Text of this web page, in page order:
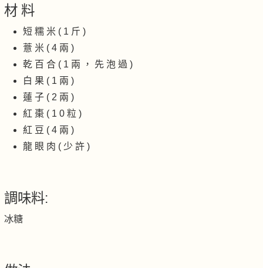
材 料
短 糯 米 ( 1 斤 )
薏 米 ( 4 兩 )
乾 百 合 ( 1 兩 ， 先 泡 過 )
白 果 ( 1 兩 )
蓮 子 ( 2 兩 )
紅 棗 ( 1 0 粒 )
紅 豆 ( 4 兩 )
龍 眼 肉 ( 少 許 )
調味料:
冰糖